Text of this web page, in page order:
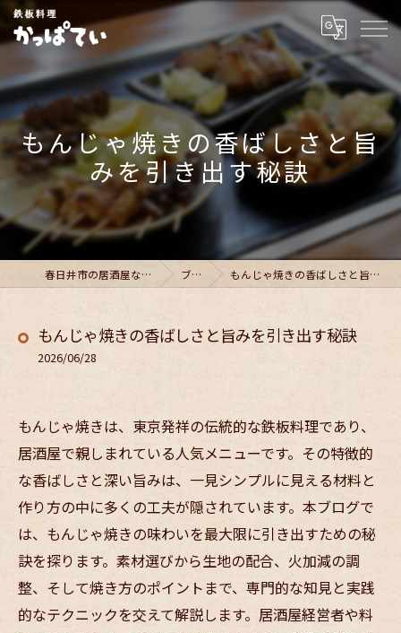
もんじゃ焼きの香ばしさと旨
みを引き出す秘訣
春日井市の居酒屋ならかっぱてい ブログ もんじゃ焼きの香ばしさと旨みを引き出す秘訣
もんじゃ焼きの香ばしさと旨みを引き出す秘訣
2026/06/28
もんじゃ焼きは、東京発祥の伝統的な鉄板料理であり、
居酒屋で親しまれている人気メニューです。その特徴的
な香ばしさと深い旨みは、一見シンプルに見える材料と
作り方の中に多くの工夫が隠されています。本ブログで
は、もんじゃ焼きの味わいを最大限に引き出すための秘
訣を探ります。素材選びから生地の配合、火加減の調
整、そして焼き方のポイントまで、専門的な知見と実践
的なテクニックを交えて解説します。居酒屋経営者や料